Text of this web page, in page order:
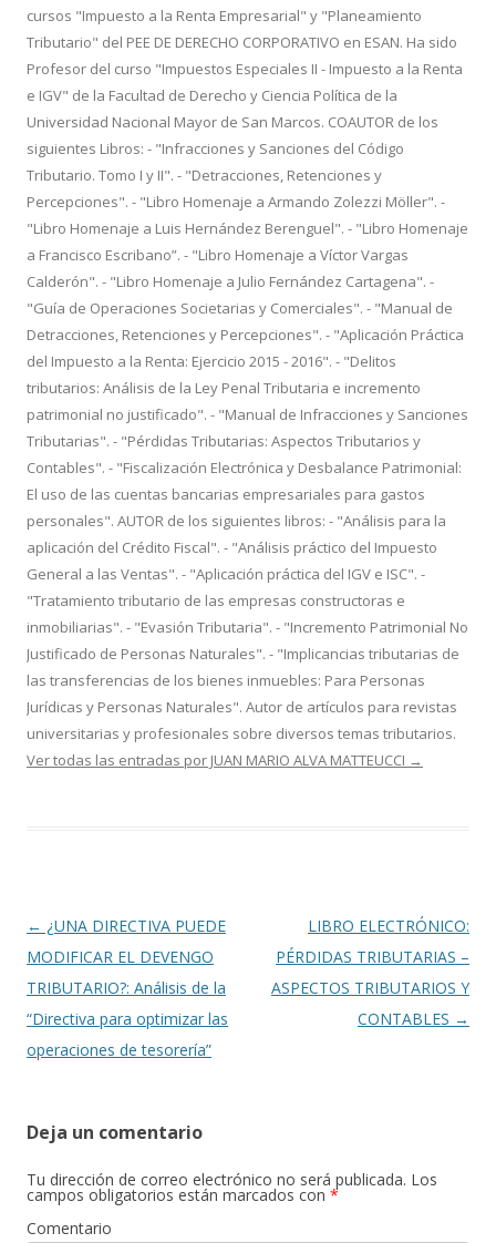
cursos "Impuesto a la Renta Empresarial" y "Planeamiento
Tributario" del PEE DE DERECHO CORPORATIVO en ESAN. Ha sido
Profesor del curso "Impuestos Especiales II - Impuesto a la Renta
e IGV" de la Facultad de Derecho y Ciencia Política de la
Universidad Nacional Mayor de San Marcos. COAUTOR de los
siguientes Libros: - "Infracciones y Sanciones del Código
Tributario. Tomo I y II". - "Detracciones, Retenciones y
Percepciones". - "Libro Homenaje a Armando Zolezzi Möller". -
"Libro Homenaje a Luis Hernández Berenguel". - "Libro Homenaje
a Francisco Escribano”. - "Libro Homenaje a Víctor Vargas
Calderón". - "Libro Homenaje a Julio Fernández Cartagena". -
"Guía de Operaciones Societarias y Comerciales". - "Manual de
Detracciones, Retenciones y Percepciones". - "Aplicación Práctica
del Impuesto a la Renta: Ejercicio 2015 - 2016". - "Delitos
tributarios: Análisis de la Ley Penal Tributaria e incremento
patrimonial no justificado". - "Manual de Infracciones y Sanciones
Tributarias". - "Pérdidas Tributarias: Aspectos Tributarios y
Contables". - "Fiscalización Electrónica y Desbalance Patrimonial:
El uso de las cuentas bancarias empresariales para gastos
personales". AUTOR de los siguientes libros: - "Análisis para la
aplicación del Crédito Fiscal". - "Análisis práctico del Impuesto
General a las Ventas". - "Aplicación práctica del IGV e ISC". -
"Tratamiento tributario de las empresas constructoras e
inmobiliarias". - "Evasión Tributaria". - "Incremento Patrimonial No
Justificado de Personas Naturales". - "Implicancias tributarias de
las transferencias de los bienes inmuebles: Para Personas
Jurídicas y Personas Naturales". Autor de artículos para revistas
universitarias y profesionales sobre diversos temas tributarios.
Ver todas las entradas por JUAN MARIO ALVA MATTEUCCI →
Navegación
de
entradas
← ¿UNA DIRECTIVA PUEDE
MODIFICAR EL DEVENGO
TRIBUTARIO?: Análisis de la
“Directiva para optimizar las
operaciones de tesorería”
LIBRO ELECTRÓNICO:
PÉRDIDAS TRIBUTARIAS –
ASPECTOS TRIBUTARIOS Y
CONTABLES →
Deja un comentario
Tu dirección de correo electrónico no será publicada. Los
campos obligatorios están marcados con *
Comentario